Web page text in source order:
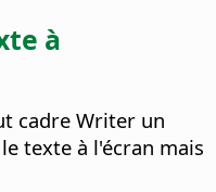
à
cadre Writer un
texte à l'écran mais